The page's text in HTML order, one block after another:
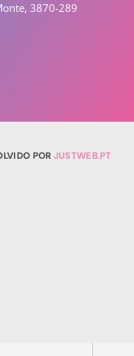
3870-289
POR JUSTWEB.PT